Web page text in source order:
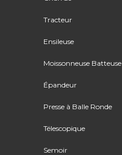
Tracteur
Ensileuse
Moissonneuse Batteuse
Épandeur
Presse à Balle Ronde
Télescopique
Semoir